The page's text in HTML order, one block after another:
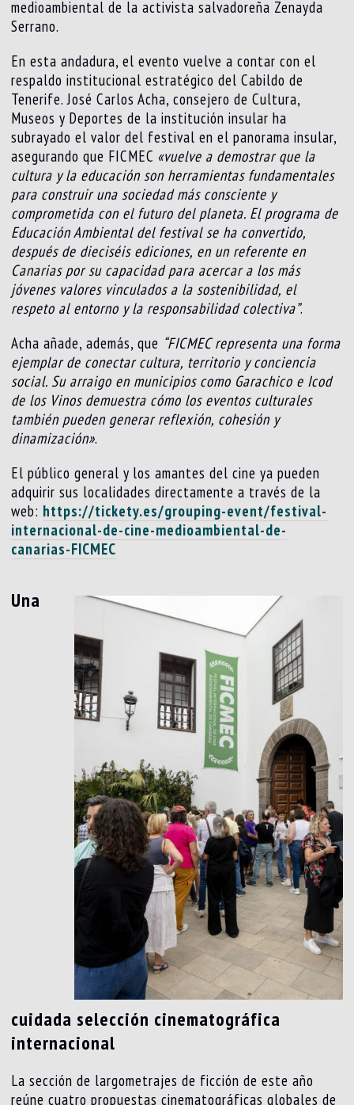
medioambiental de la activista salvadoreña Zenayda
Serrano.
En esta andadura, el evento vuelve a contar con el
respaldo institucional estratégico del Cabildo de
Tenerife. José Carlos Acha, consejero de Cultura,
Museos y Deportes de la institución insular ha
subrayado el valor del festival en el panorama insular,
asegurando que FICMEC «vuelve a demostrar que la
cultura y la educación son herramientas fundamentales
para construir una sociedad más consciente y
comprometida con el futuro del planeta. El programa de
Educación Ambiental del festival se ha convertido,
después de dieciséis ediciones, en un referente en
Canarias por su capacidad para acercar a los más
jóvenes valores vinculados a la sostenibilidad, el
respeto al entorno y la responsabilidad colectiva”.
Acha añade, además, que “FICMEC representa una forma
ejemplar de conectar cultura, territorio y conciencia
social. Su arraigo en municipios como Garachico e Icod
de los Vinos demuestra cómo los eventos culturales
también pueden generar reflexión, cohesión y
dinamización».
El público general y los amantes del cine ya pueden
adquirir sus localidades directamente a través de la
web: https://tickety.es/grouping-event/festival-
internacional-de-cine-medioambiental-de-
canarias-FICMEC
Una
cuidada selección cinematográfica
internacional
La sección de largometrajes de ficción de este año
reúne cuatro propuestas cinematográficas globales de